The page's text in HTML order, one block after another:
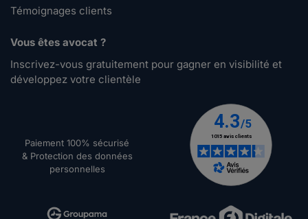
Témoignages clients
Vous êtes avocat ?
Inscrivez-vous gratuitement pour gagner en visibilité et
développez votre clientèle
Paiement 100% sécurisé
& Protection des données
personnelles